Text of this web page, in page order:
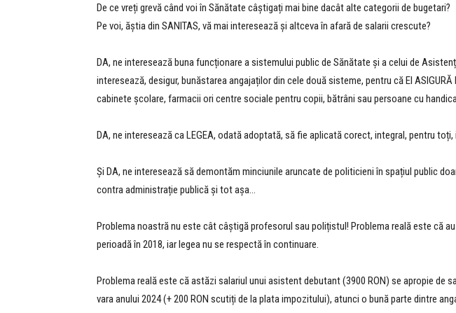
De ce vreți grevă când voi în Sănătate câștigați mai bine dacât alte categorii de bugetari?
Pe voi, ăștia din SANITAS, vă mai interesează și altceva în afară de salarii crescute?
DA, ne interesează buna funcționare a sistemului public de Sănătate și a celui de
interesează, desigur, bunăstarea angajaților din cele două sisteme, pentru că EI
cabinete școlare, farmacii ori centre sociale pentru copii, bătrâni sau persoane cu
DA, ne interesează ca LEGEA, odată adoptată, să fie aplicată corect, integral, pentru toți,
Și DA, ne interesează să demontăm minciunile aruncate de politicieni în spațiul public
contra administrație publică și tot așa…
Problema noastră nu este cât câștigă profesorul sau polițistul! Problema reală este că
perioadă în 2018, iar legea nu se respectă în continuare.
Problema reală este că astăzi salariul unui asistent debutant (3900 RON) se apropie de
vara anului 2024 (+ 200 RON scutiți de la plata impozitului), atunci o bună parte dintre